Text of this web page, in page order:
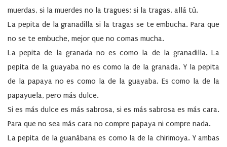
muerdas, si la muerdes no la tragues; si la tragas, allá tú.
La pepita de la granadilla si la tragas se te embucha. Para que
no se te embuche, mejor que no comas mucha.
La pepita de la granada no es como la de la granadilla. La
pepita de la guayaba no es como la de la granada. Y la pepita
de la papaya no es como la de la guayaba. Es como la de la
papayuela, pero más dulce.
Si es más dulce es más sabrosa, si es más sabrosa es más cara.
Para que no sea más cara no compre papaya ni compre nada.
La pepita de la guanábana es como la de la chirimoya. Y ambas